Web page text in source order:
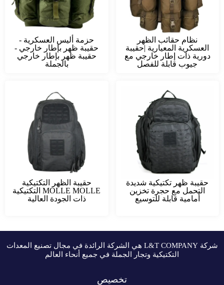
نظام حقائب الظهر
العسكرية المعيارية |حقيبة
دورية ذات إطار خارجي مع
جيوب قابلة للفصل
حزمة أليس العسكرية -
حقيبة ظهر بإطار خارجي -
حقيبة ظهر بإطار خارجي
بالجملة
حقيبة ظهر تكتيكية شديدة
التحمل مع حجرة تخزين
أمامية قابلة للتوسيع
حقيبة الظهر التكتيكية
MOLLE MOLLE التكتيكية
ذات الجودة العالية
شركة L&T COMPANY هي الشركة الرائدة في مجال تصنيع المعدات
التكتيكية وتجار الجملة في جميع أنحاء العالم
تخصيص